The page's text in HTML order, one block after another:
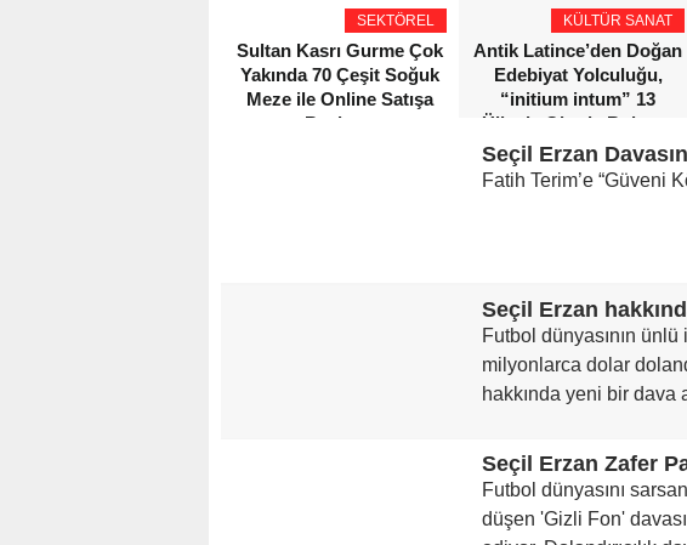
SEKTÖREL
Sultan Kasrı Gurme Çok
Yakında 70 Çeşit Soğuk
Meze ile Online Satışa
Başlıyor
KÜLTÜR SANAT
Antik Latince’den Doğan
Edebiyat Yolculuğu,
“initium intum” 13
Ülkede Okurla Buluştu
Seçil Erzan
Fatih Terim’e “Güveni
Futbol dünyasının
milyonlarca dolar
hakkında yeni bir dava
Futbol dünyasını
düşen 'Gizli Fon'